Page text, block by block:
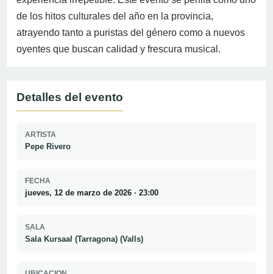
de los hitos culturales del año en la provincia,
atrayendo tanto a puristas del género como a nuevos
oyentes que buscan calidad y frescura musical.
Detalles del evento
ARTISTA
Pepe Rivero
FECHA
jueves, 12 de marzo de 2026 · 23:00
SALA
Sala Kursaal (Tarragona) (Valls)